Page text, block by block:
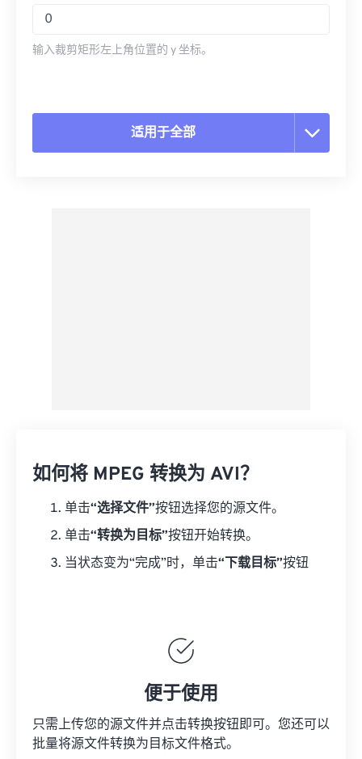
输入裁剪矩形左上角位置的 y 坐标。
适用于全部
如何将 MPEG 转换为 AVI？
单击“选择文件”按钮选择您的源文件。
单击“转换为目标”按钮开始转换。
当状态变为“完成”时，单击“下载目标”按钮
便于使用
只需上传您的源文件并点击转换按钮即可。您还可以
批量将源文件转换为目标文件格式。